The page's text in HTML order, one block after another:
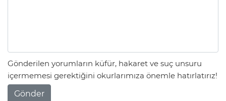
Gönderilen yorumların küfür, hakaret ve suç unsuru
içermemesi gerektiğini okurlarımıza önemle hatırlatırız!
Gönder